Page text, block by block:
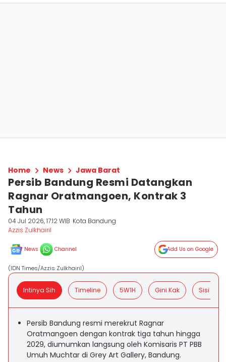
Home News Jawa Barat
Persib Bandung Resmi Datangkan
Ragnar Oratmangoen, Kontrak 3
Tahun
04 Jul 2026, 17:12 WIB Kota Bandung
Azzis Zulkhairil
News Channel Add Us on Google
(IDN Times/Azzis Zulkhairil)
Intinya Sih Timeline 5W1H Gini Kak Sisi
Persib Bandung resmi merekrut Ragnar
Oratmangoen dengan kontrak tiga tahun hingga
2029, diumumkan langsung oleh Komisaris PT PBB
Umuh Muchtar di Grey Art Gallery, Bandung.